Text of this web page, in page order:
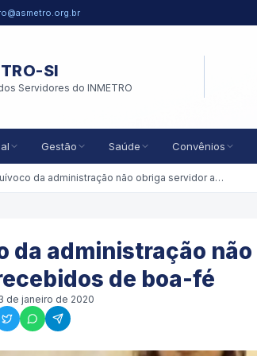
SI
Servidores do INMETRO
Gestão Saúde Convênios
Equívoco da administração não obriga servidor a devolver valores recebidos de boa-fé
da administração
de boa-fé
de janeiro de 2020